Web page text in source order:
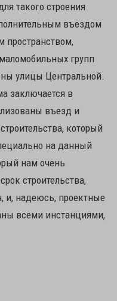
такого строения
въездом
групп
улицы Центральной.
заключается в
въезд и
который
на данный
нам очень
строительства,
и, надеюсь, проектные
всеми инстанциями,